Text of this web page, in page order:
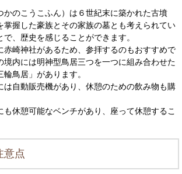
かのこうこふん）は６世紀末に築かれた古墳
掌握した豪族とその家族の墓とも考えられてい
で、歴史を感じることができます。
赤崎神社があるため、参拝するのもおすすめで
境内には明神型鳥居三つを一つに組み合わせた
鳥居」があります。
は自動販売機があり、休憩のための飲み物も購
も休憩可能なベンチがあり、座って休憩するこ
意点